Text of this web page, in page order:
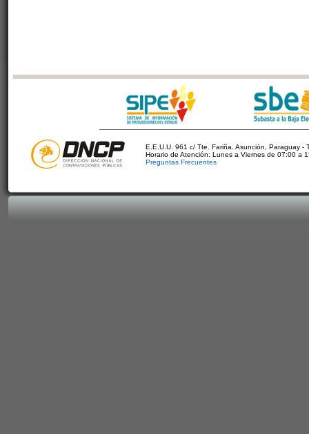
E.E.U.U. 961 c/ Tte. Fariña. Asunción, Paraguay -
Horario de Atención: Lunes a Viernes de 07:00 a
Preguntas Frecuentes